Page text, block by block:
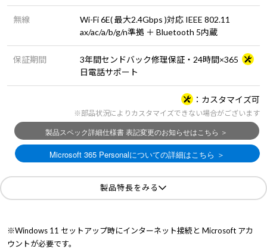
無線
Wi-Fi 6E( 最大2.4Gbps )対応 IEEE 802.11
ax/ac/a/b/g/n準拠 ＋ Bluetooth 5内蔵
保証期間
3年間センドバック修理保証・24時間×365
日電話サポート
カスタマイズ可
※部品状況によりカスタマイズできない場合がございます
製品特長をみる
※Windows 11 セットアップ時にインターネット接続と Microsoft アカ
ウントが必要です。